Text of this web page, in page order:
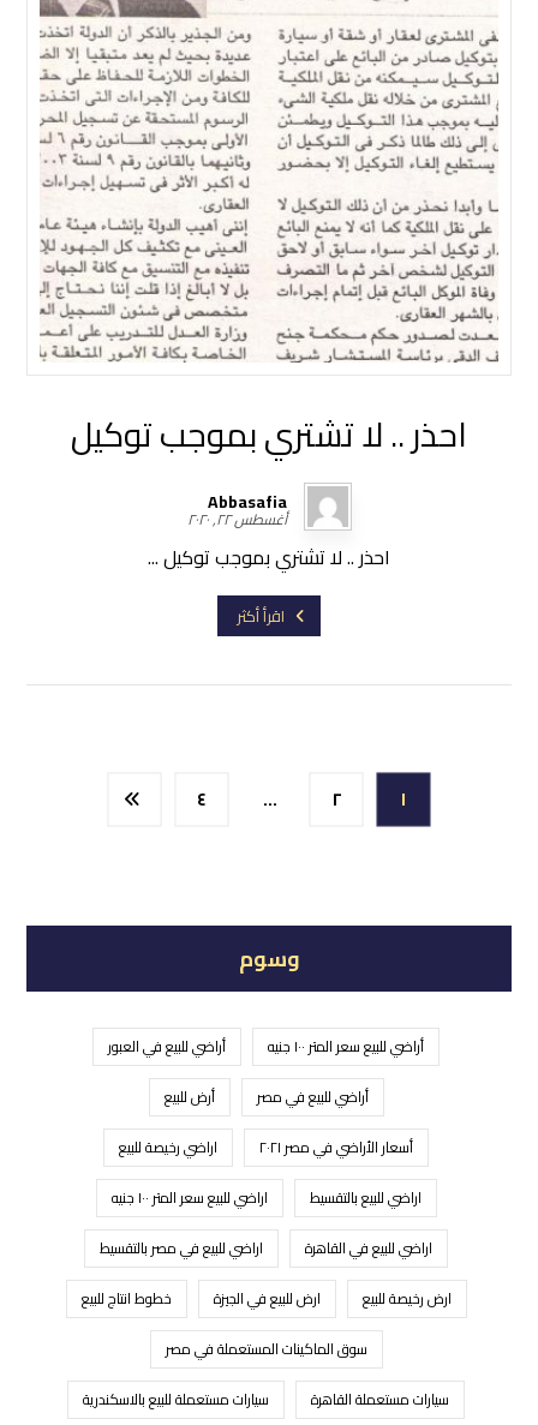
احذر .. لا تشتري بموجب توكيل
Abbasafia
أغسطس ٢٢, ٢٠٢٠
احذر .. لا تشتري بموجب توكيل ...
اقرأ أكثر
١ ٢ … ٤
وسوم
أراضي للبيع سعر المتر ١٠٠ جنيه
أراضي للبيع في العبور
أراضي للبيع في مصر
أرض للبيع
أسعار الأراضي في مصر ٢٠٢١
اراضي رخيصة للبيع
اراضي للبيع بالتقسيط
اراضي للبيع سعر المتر ١٠٠ جنيه
اراضي للبيع في القاهرة
اراضي للبيع في مصر بالتقسيط
ارض رخيصة للبيع
ارض للبيع في الجيزة
خطوط انتاج للبيع
سوق الماكينات المستعملة في مصر
سيارات مستعملة القاهرة
سيارات مستعملة للبيع بالاسكندرية